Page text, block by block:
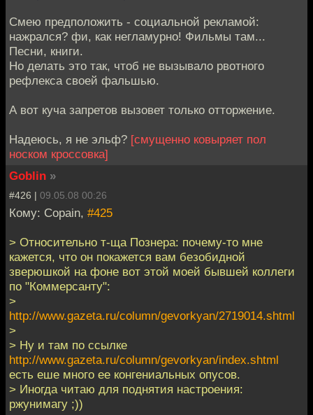
Смею предположить - социальной рекламой:
нажрался? фи, как негламурно! Фильмы там...
Песни, книги.
Но делать это так, чтоб не вызывало рвотного
рефлекса своей фальшью.
А вот куча запретов вызовет только отторжение.
Надеюсь, я не эльф? [смущенно ковыряет пол
носком кроссовка]
Goblin »
#426 | 09.05.08 00:26
Кому: Copain, #425
> Относительно т-ща Познера: почему-то мне
кажется, что он покажется вам безобидной
зверюшкой на фоне вот этой моей бывшей коллеги
по "Коммерсанту":
>
http://www.gazeta.ru/column/gevorkyan/2719014.shtml
>
> Ну и там по ссылке
http://www.gazeta.ru/column/gevorkyan/index.shtml
есть еше много ее конгениальных опусов.
> Иногда читаю для поднятия настроения:
ржунимагу ;))